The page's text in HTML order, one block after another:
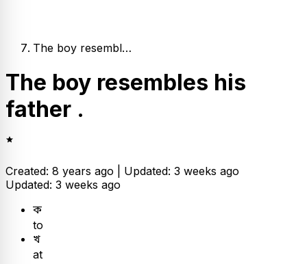
The boy resembl…
The boy resembles his
father .
Created: 8 years ago | Updated: 3 weeks ago
Updated: 3 weeks ago
ক
to
খ
at